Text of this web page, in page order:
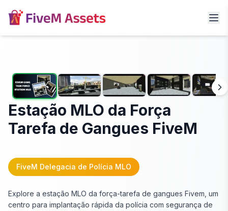
Estação MLO da Força
Tarefa de Gangues FiveM
FiveM Delegacia de Polícia MLO
Explore a estação MLO da força-tarefa de gangues Fivem, um
centro para implantação rápida da polícia com segurança de